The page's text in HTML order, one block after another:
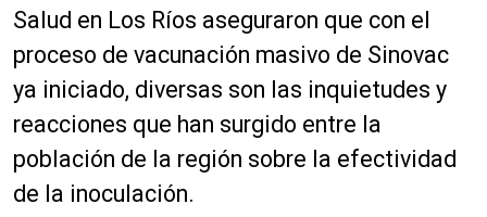
Salud en Los Ríos aseguraron que con el
proceso de vacunación masivo de Sinovac
ya iniciado, diversas son las inquietudes y
reacciones que han surgido entre la
población de la región sobre la efectividad
de la inoculación.